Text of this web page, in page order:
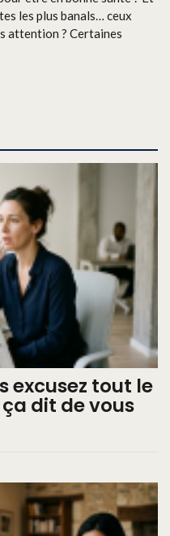
les plus banals… ceux
attention ? Certaines
excusez tout le
dit de vous